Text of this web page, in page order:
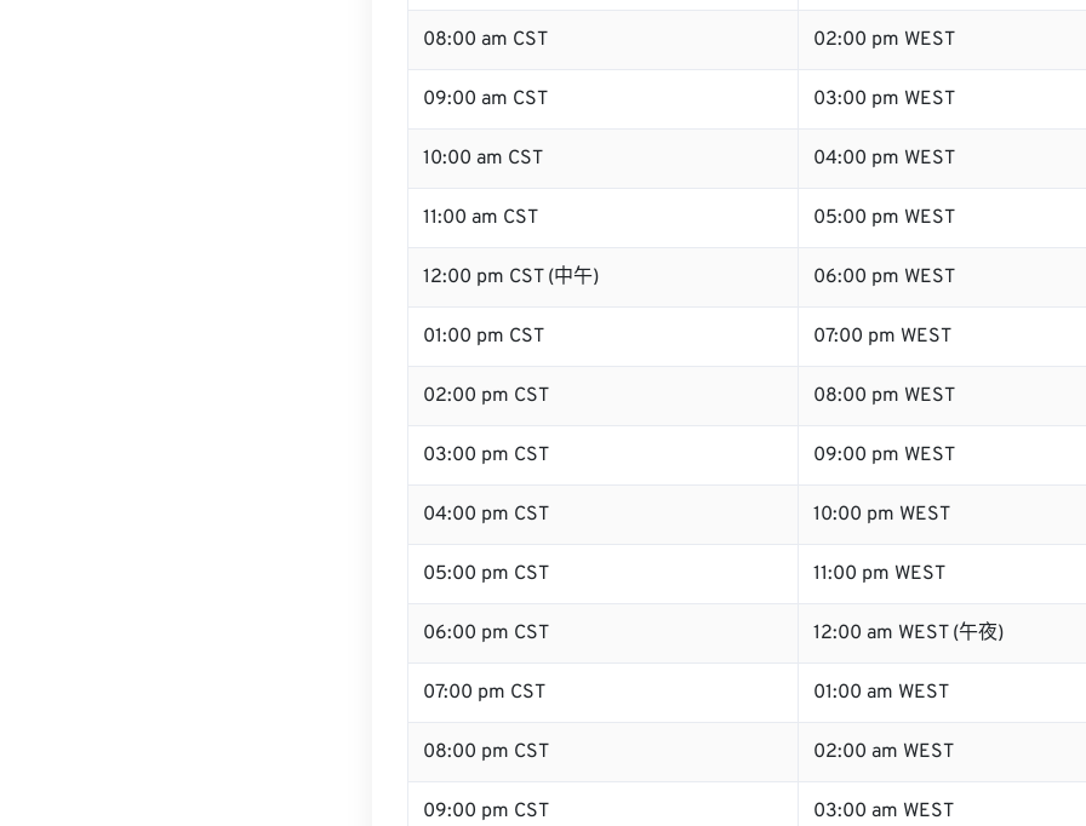
08:00 am CST 02:00 pm WEST
09:00 am CST 03:00 pm WEST
10:00 am CST 04:00 pm WEST
11:00 am CST 05:00 pm WEST
12:00 pm CST (中午) 06:00 pm WEST
01:00 pm CST 07:00 pm WEST
02:00 pm CST 08:00 pm WEST
03:00 pm CST 09:00 pm WEST
04:00 pm CST 10:00 pm WEST
05:00 pm CST 11:00 pm WEST
06:00 pm CST 12:00 am WEST (午夜)
07:00 pm CST 01:00 am WEST
08:00 pm CST 02:00 am WEST
09:00 pm CST 03:00 am WEST